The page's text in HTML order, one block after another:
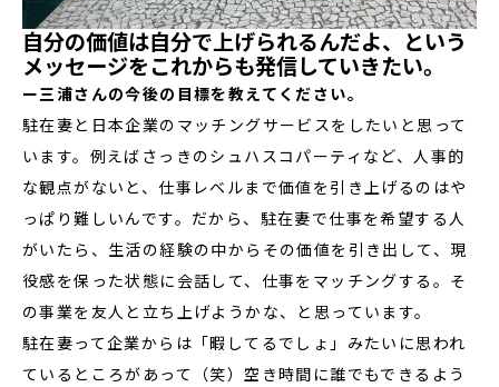
自分の価値は自分で上げられるんだよ、という
メッセージをこれからも発信していきたい。
ー三浦さんの今後の目標を教えてください。
駐在妻と日本企業のマッチングサービスをしたいと思って
います。例えばさっきのシュハスコパーティなど、人事的
な観点がないと、仕事レベルまで価値を引き上げるのはや
っぱり難しいんです。だから、駐在妻で仕事を希望する人
がいたら、生活の経験の中からその価値を引き出して、現
役感を保った状態に会話して、仕事をマッチングする。そ
の事業を友人と立ち上げようかな、と思っています。
駐在妻って企業からは「暇してるでしょ」みたいに思われ
ているところがあって（笑）空き時間に誰でもできるよう